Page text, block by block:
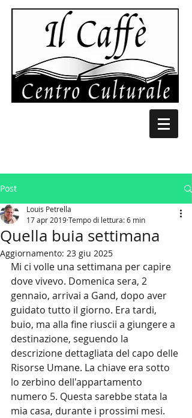
Post
Quella buia settimana
Louis Petrella
17 apr 2019Tempo di lettura: 6 min
Aggiornamento: 23 giu 2025
Mi ci volle una settimana per capire
dove vivevo. Domenica sera, 2
gennaio, arrivai a Gand, dopo aver
guidato tutto il giorno. Era tardi,
buio, ma alla fine riuscii a giungere a
destinazione, seguendo la
descrizione dettagliata del capo delle
Risorse Umane. La chiave era sotto
lo zerbino dell'appartamento
numero 5. Questa sarebbe stata la
mia casa, durante i prossimi mesi.